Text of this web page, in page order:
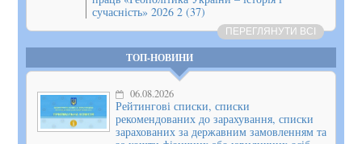
сучасність» 2026 2 (37)
ПЕРЕГЛЯНУТИ ВСІ
ТОП-НОВИНИ
06.08.2026
Рейтингові списки, списки
рекомендованих до зарахування, списки
зарахованих за державним замовленням та